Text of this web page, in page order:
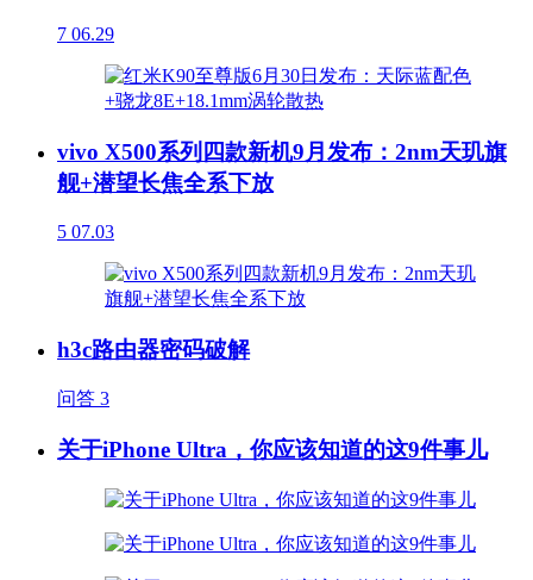
7 06.29
vivo X500系列四款新机9月发布：2nm天玑旗
舰+潜望长焦全系下放
5 07.03
h3c路由器密码破解
问答 3
关于iPhone Ultra，你应该知道的这9件事儿